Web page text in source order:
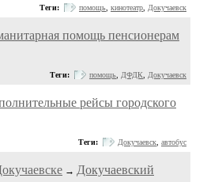
Теги: помощь кинотеатр Докучаевск
помощь пенсионерам
Теги: помощь ДФДК Докучаевск
рейсы городского
Теги: Докучаевск автобус
→ Докучаевский